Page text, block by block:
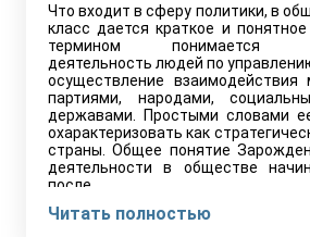
Что входит в сферу политики, в
класс дается краткое и
термином понимается
деятельность людей по
осуществление взаимодействия
партиями, народами,
державами. Простыми словами
охарактеризовать как
страны. Общее понятие
деятельности в обществе
после…
Читать полностью